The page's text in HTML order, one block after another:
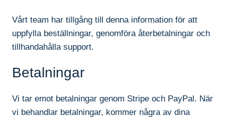
Vårt team har tillgång till denna information för att
uppfylla beställningar, genomföra återbetalningar och
tillhandahålla support.
Betalningar
Vi tar emot betalningar genom Stripe och PayPal. När
vi behandlar betalningar, kommer några av dina